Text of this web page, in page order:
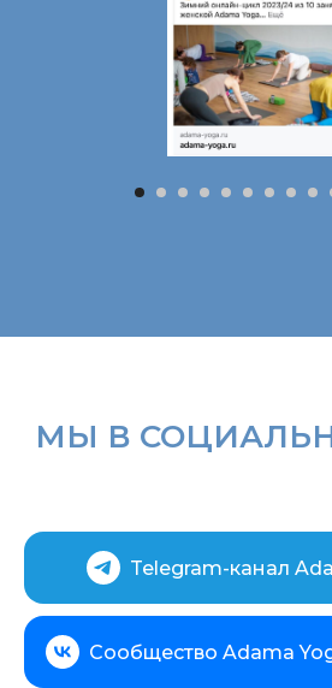
МЫ В
Telegram-канал
Сообщество Adama